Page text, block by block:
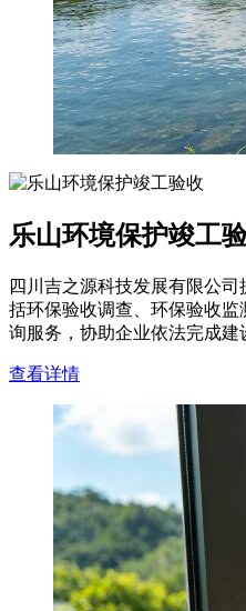
乐山环境保护竣工
四川吉之源科技发展有限公
括环保验收调查、环保验收
询服务，协助企业依法完成建
查看详情